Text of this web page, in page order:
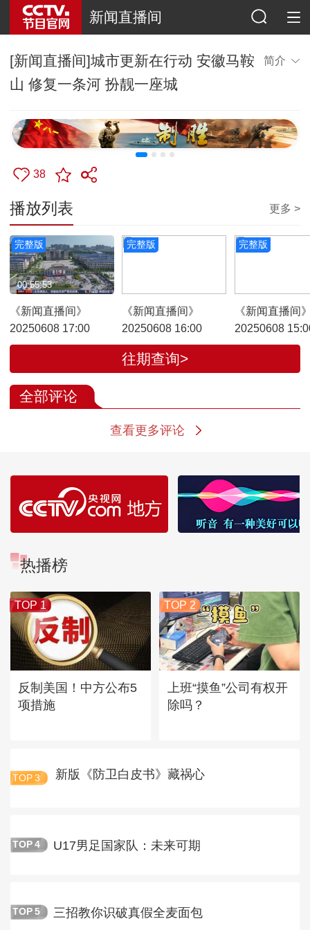
新闻直播间
[新闻直播间]城市更新在行动 安徽马鞍
山 修复一条河 扮靓一座城
简介
38
播放列表 更多 >
完整版
《新闻直播间》
20250608 17:00
00:55:53
完整版
《新闻直播间》
20250608 16:00
完整版
《新闻直播间
20250608
往期查询>
全部评论
查看更多评论
热播榜
TOP 1
反制美国！中方公布5
项措施
TOP 2
上班“摸鱼”公司有权开
除吗？
TOP 3 新版《防卫白皮书》藏祸心
TOP 4 U17男足国家队：未来可期
TOP 5 三招教你识破真假全麦面包